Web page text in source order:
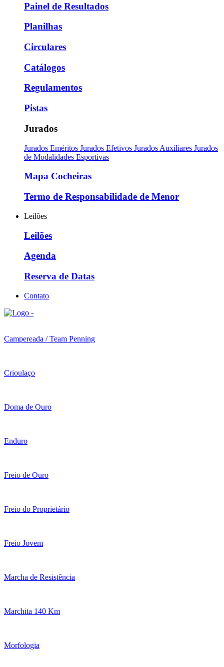
Painel de Resultados
Planilhas
Circulares
Catálogos
Regulamentos
Pistas
Jurados
Jurados Eméritos Jurados Efetivos Jurados Auxiliares Jurados
de Modalidades Esportivas
Mapa Cocheiras
Termo de Responsabilidade de Menor
Leilões
Leilões
Agenda
Reserva de Datas
Contato
Campereada / Team Penning
Crioulaço
Doma de Ouro
Enduro
Freio de Ouro
Freio do Proprietário
Freio Jovem
Marcha de Resistência
Marchita 140 Km
Morfologia